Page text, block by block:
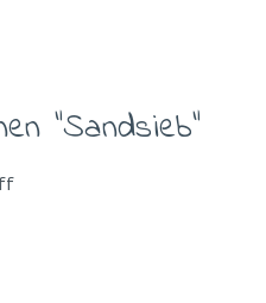
"Sandsieb"